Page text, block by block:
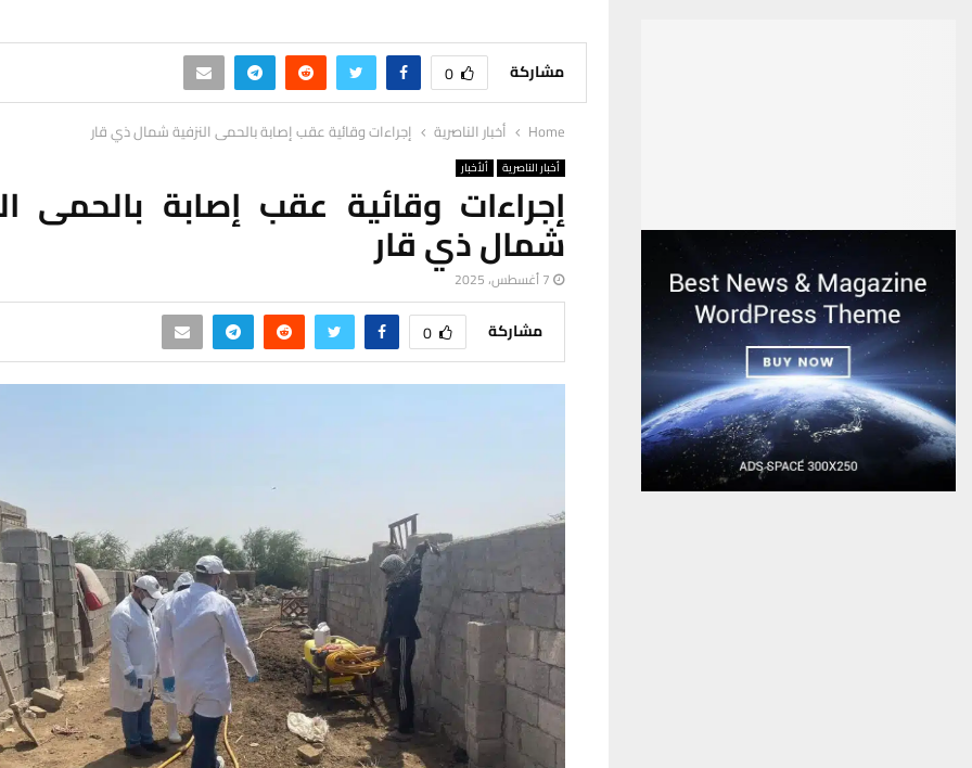
مشاركة 0
Home أخبار الناصرية إجراءات وقائية عقب إصابة بالحمى النزفية شمال ذي قار
أخبار الناصرية ألأخبار
إجراءات وقائية عقب إصابة بالحمى
شمال ذي قار
7 أغسطس، 2025
مشاركة 0